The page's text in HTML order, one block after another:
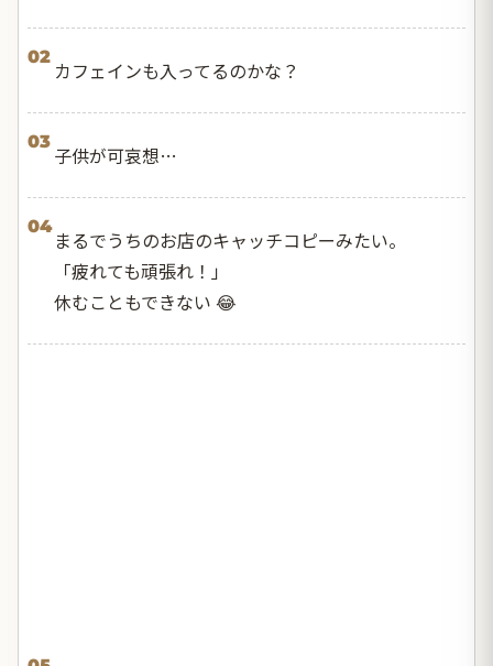
02
カフェインも入ってるのかな？
03
子供が可哀想…
04
まるでうちのお店のキャッチコピーみたい。
「疲れても頑張れ！」
休むこともできない 😂